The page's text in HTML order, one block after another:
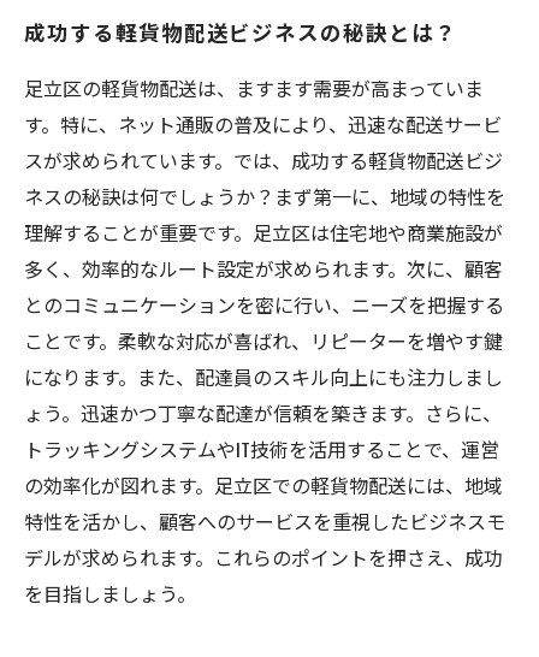
成功する軽貨物配送ビジネスの秘訣とは？
足立区の軽貨物配送は、ますます需要が高まっていま
す。特に、ネット通販の普及により、迅速な配送サービ
スが求められています。では、成功する軽貨物配送ビジ
ネスの秘訣は何でしょうか？まず第一に、地域の特性を
理解することが重要です。足立区は住宅地や商業施設が
多く、効率的なルート設定が求められます。次に、顧客
とのコミュニケーションを密に行い、ニーズを把握する
ことです。柔軟な対応が喜ばれ、リピーターを増やす鍵
になります。また、配達員のスキル向上にも注力しまし
ょう。迅速かつ丁寧な配達が信頼を築きます。さらに、
トラッキングシステムやIT技術を活用することで、運営
の効率化が図れます。足立区での軽貨物配送には、地域
特性を活かし、顧客へのサービスを重視したビジネスモ
デルが求められます。これらのポイントを押さえ、成功
を目指しましょう。